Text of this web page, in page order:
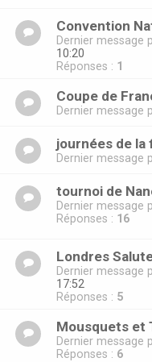
Convention
Dernier message
10:20
Réponses : 1
Coupe de
Dernier message
journées de la
Dernier message
tournoi de
Dernier message
Réponses : 16
Londres
Dernier message
17:52
Réponses : 5
Mousquets et
Dernier message
Réponses : 6